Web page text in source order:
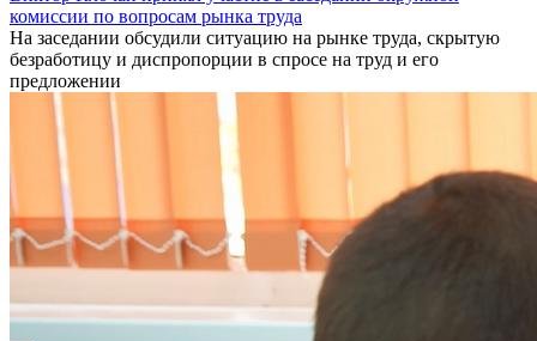
комиссии по вопросам рынка труда
На заседании обсудили ситуацию на рынке труда, скрытую
безработицу и диспропорции в спросе на труд и его
предложении